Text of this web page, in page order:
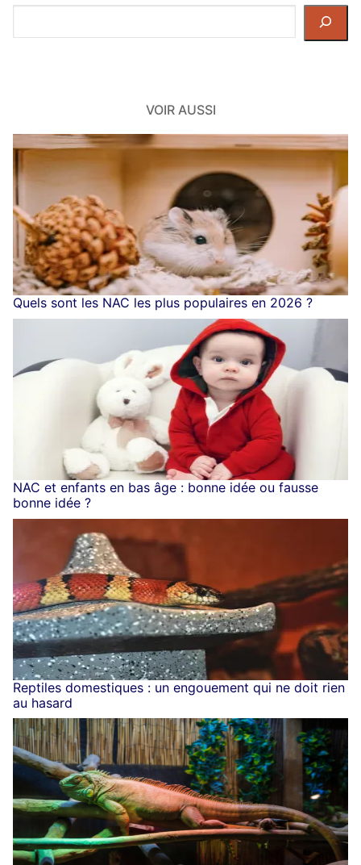
dans
VOIR AUSSI
Quels sont les NAC les plus populaires en 2026 ?
NAC et enfants en bas âge : bonne idée ou fausse
bonne idée ?
Reptiles domestiques : un engouement qui ne doit rien
au hasard